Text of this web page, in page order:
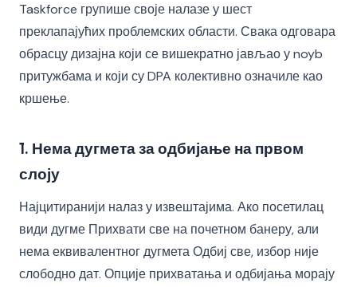
Taskforce групише своје налазе у шест
преклапајућих проблемских области. Свака одговара
обрасцу дизајна који се вишекратно јављао у noyb
притужбама и који су DPA колективно означиле као
кршење.
1. Нема дугмета за одбијање на првом
слоју
Најцитиранији налаз у извештајима. Ако посетилац
види дугме Прихвати све на почетном банеру, али
нема еквивалентног дугмета Одбиј све, избор није
слободно дат. Опције прихватања и одбијања морају